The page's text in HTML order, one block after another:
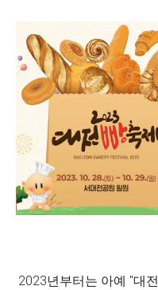
2023년부터는 아예 "대